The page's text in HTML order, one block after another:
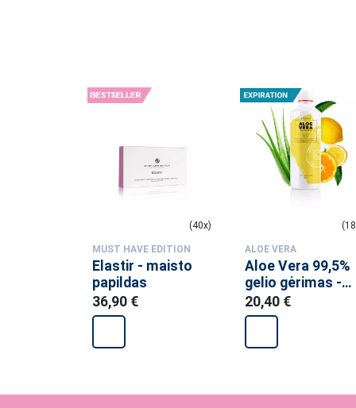
(40x)
MUST HAVE EDITION
Elastir - maisto
papildas
36,90 €
ALOE VERA
Aloe Vera 99,5%
gelio gėrimas -
vitaminas C -
maisto papildas
20,40 €